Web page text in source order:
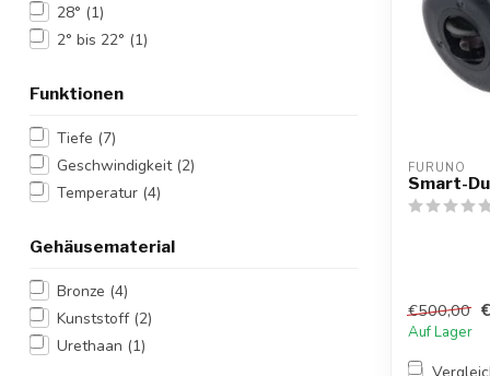
28° (1)
2° bis 22° (1)
Funktionen
Tiefe (7)
Geschwindigkeit (2)
Temperatur (4)
Gehäusematerial
Bronze (4)
Kunststoff (2)
Urethaan (1)
FURUNO
Smart-
€500,00
Auf Lager